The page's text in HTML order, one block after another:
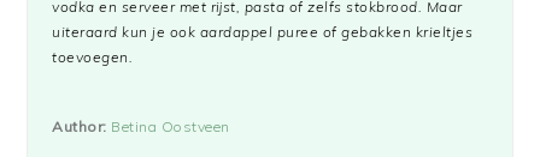
vodka en serveer met rijst, pasta of zelfs stokbrood. Maar
uiteraard kun je ook aardappel puree of gebakken krieltjes
toevoegen.
Author: Betina Oostveen